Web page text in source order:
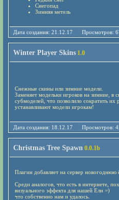
Снегопад
Зимняя метель
Дата создания: 21.12.17
Winter Player Skins 1.0
Снежные скины или зимние модели.
Заменяет модельки игроков на зимние,
субмоделей, что позволило сократить их
устанавливают модели игрокам!
Дата создания: 18.12.17
Christmas Tree Spawn 0.0.1b
Плагин добавляет на сервер
Среди аналогов, что есть в интернете,
визуального эффекта для нашей Ели =)
что собственно нам и удалось.